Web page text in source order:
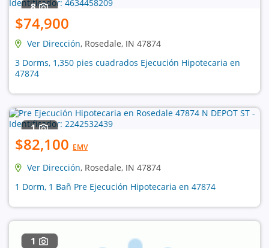
8
$74,900
Ver Dirección, Rosedale, IN 47874
3 Dorms, 1,350 pies cuadrados Ejecución Hipotecaria en
47874
1
$82,100 EMV
Ver Dirección, Rosedale, IN 47874
1 Dorm, 1 Bañ Pre Ejecución Hipotecaria en 47874
1